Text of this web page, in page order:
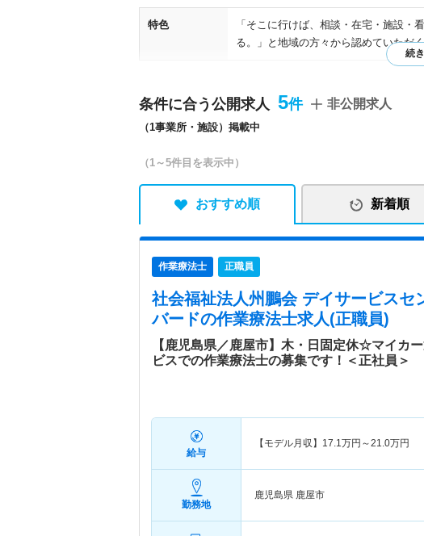
特色
「そこに行けば、相談・在宅・施設・
る。」と地域の方々から認めていただ
条件に合う公開求人 5
（1事業所・施設）掲載中
非公開求人
（1～5件目を表示中）
おすすめ順 新着順
作業療法士 正職員
社会福祉法人州鵬会 デイサービスセ
バードの作業療法士求人(正職員)
【鹿児島県／鹿屋市】木・日固定休☆マイカ
ビスでの作業療法士の募集です！＜正社員＞
給与
【モデル月収】 17.1万円～21.0万円
勤務地
鹿児島県 鹿屋市